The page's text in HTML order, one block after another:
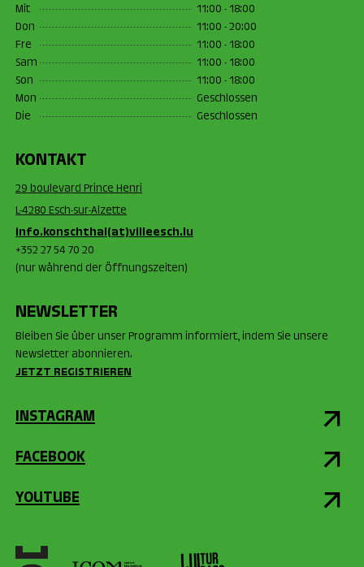
Mit
11:00 - 18:00
Don
11:00 - 20:00
Fre
11:00 - 18:00
Sam
11:00 - 18:00
Son
11:00 - 18:00
Mon
Geschlossen
Die
Geschlossen
KONTAKT
29 boulevard Prince Henri
L-4280 Esch-sur-Alzette
info.konschthal(at)villeesch.lu
+352 27 54 70 20
(nur während der Öffnungszeiten)
NEWSLETTER
Bleiben Sie über unser Programm informiert, indem Sie unsere
Newsletter abonnieren.
JETZT REGISTRIEREN
INSTAGRAM
FACEBOOK
YOUTUBE